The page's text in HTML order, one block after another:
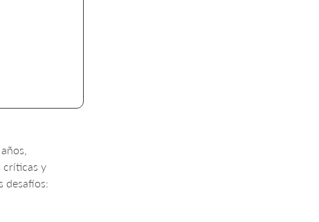
críticas y
desafíos: